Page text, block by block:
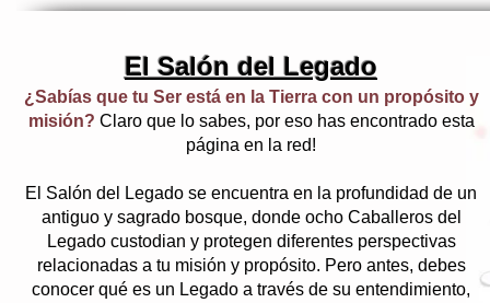
El Salón del Legado
¿Sabías que tu Ser está en la Tierra con un propósito y
misión? Claro que lo sabes, por eso has encontrado esta
página en la red!
El Salón del Legado se encuentra en la profundidad de un
antiguo y sagrado bosque, donde ocho Caballeros del
Legado custodian y protegen diferentes perspectivas
relacionadas a tu misión y propósito. Pero antes, debes
conocer qué es un Legado a través de su entendimiento,